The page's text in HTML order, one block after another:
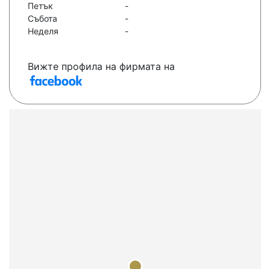
Петък
-
Събота
-
Неделя
-
Вижте профила на фирмата на